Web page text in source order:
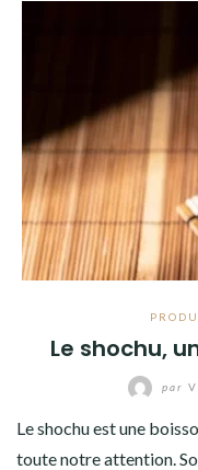
Le shochu,
par
Le shochu est une
toute notre attention.